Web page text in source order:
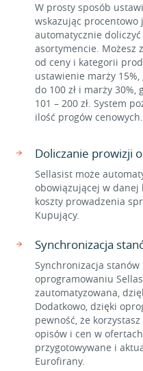
W prosty sposób
wskazując procentowo
automatycznie
asortymencie. Możesz
od ceny i kategorii
ustawienie marży
do 100 zł i marży
101 – 200 zł. System
ilość progów cenowych.
Doliczanie prowizji
Sellasist może
obowiązującej w danej
koszty prowadzenia
Kupujący.
Synchronizacja
Synchronizacja
oprogramowaniu
zautomatyzowana,
Dodatkowo, dzięki
pewność, że
opisów i cen w
przygotowywane i
Eurofirany.